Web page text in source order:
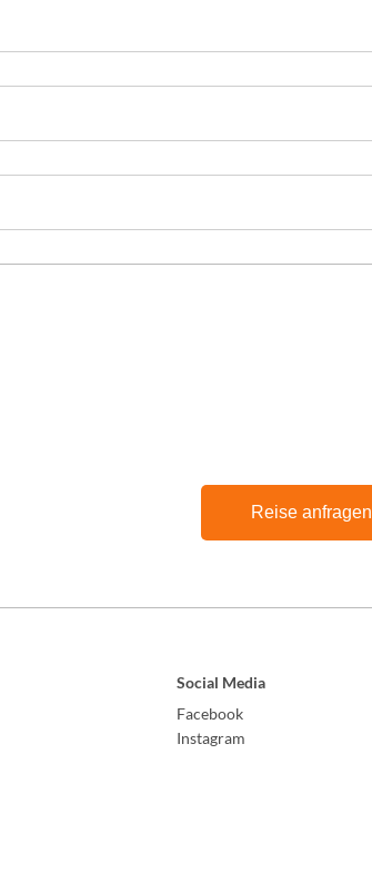
Reise anfragen
Social Media
Facebook
Instagram